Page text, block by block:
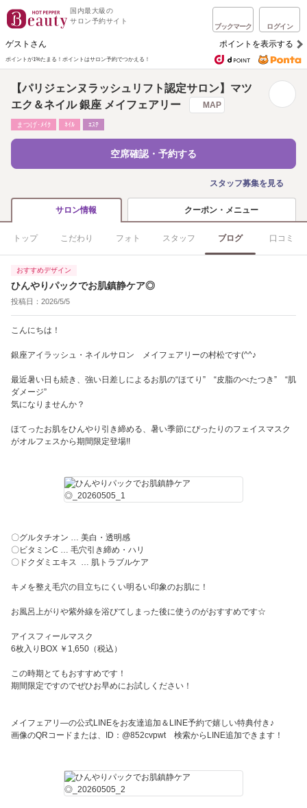
国内最大級の
サロン予約サイト
ブックマーク ログイン
ゲストさん ポイントを表示する
ポイントが1%たまる！ ポイントはサロン予約でつかえる！
【パリジェンヌラッシュリフト認定サロン】マツ
エク＆ネイル 銀座 メイフェアリー
MAP
まつげ･ﾒｲｸ ﾈｲﾙ ｴｽﾃ
空席確認・予約する
スタッフ募集を見る
サロン情報 クーポン・メニュー
トップ こだわり フォト スタッフ ブログ 口コミ
おすすめデザイン
ひんやりパックでお肌鎮静ケア◎
投稿日：2026/5/5
こんにちは！
銀座アイラッシュ・ネイルサロン メイフェアリーの村松です(^^♪
最近暑い日も続き、強い日差しによるお肌の“ほてり” “皮脂のべたつき” “肌
ダメージ”
気になりませんか？
ほてったお肌をひんやり引き締める、暑い季節にぴったりのフェイスマスク
がオルフェスから期間限定登場!!
〇グルタチオン … 美白・透明感
〇ビタミンC … 毛穴引き締め・ハリ
〇ドクダミエキス … 肌トラブルケア
キメを整え毛穴の目立ちにくい明るい印象のお肌に！
お風呂上がりや紫外線を浴びてしまった後に使うのがおすすめです☆
アイスフィールマスク
6枚入りBOX ￥1,650（税込）
この時期とてもおすすめです！
期間限定ですのでぜひお早めにお試しください！
メイフェアリ―の公式LINEをお友達追加＆LINE予約で嬉しい特典付き♪
画像のQRコードまたは、ID：@852cvpwt 検索からLINE追加できます！